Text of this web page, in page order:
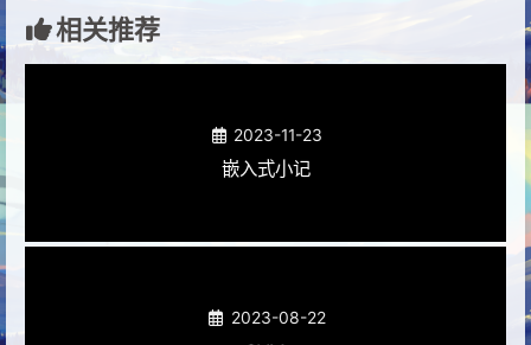
相关推荐
2023-11-23
嵌入式小记
2023-08-22